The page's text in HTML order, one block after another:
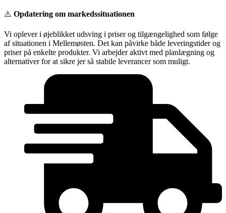
Videre
indhold
⚠️ Opdatering om markedssituationen
Vi oplever i øjeblikket udsving i priser og tilgængelighed som følge
af situationen i Mellemøsten. Det kan påvirke både leveringstider og
priser på enkelte produkter. Vi arbejder aktivt med planlægning og
alternativer for at sikre jer så stabile leverancer som muligt.